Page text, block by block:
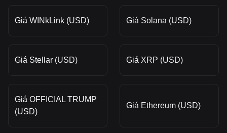
Giá WINkLink (USD) Giá Solana (USD)
Giá Stellar (USD) Giá XRP (USD)
Giá OFFICIAL TRUMP
(USD)
Giá Ethereum (USD)